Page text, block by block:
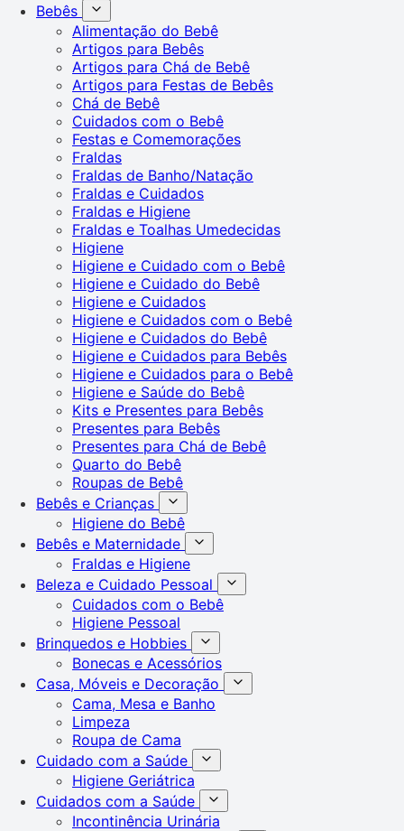
Bebês
Alimentação do Bebê
Artigos para Bebês
Artigos para Chá de Bebê
Artigos para Festas de Bebês
Chá de Bebê
Cuidados com o Bebê
Festas e Comemorações
Fraldas
Fraldas de Banho/Natação
Fraldas e Cuidados
Fraldas e Higiene
Fraldas e Toalhas Umedecidas
Higiene
Higiene e Cuidado com o Bebê
Higiene e Cuidado do Bebê
Higiene e Cuidados
Higiene e Cuidados com o Bebê
Higiene e Cuidados do Bebê
Higiene e Cuidados para Bebês
Higiene e Cuidados para o Bebê
Higiene e Saúde do Bebê
Kits e Presentes para Bebês
Presentes para Bebês
Presentes para Chá de Bebê
Quarto do Bebê
Roupas de Bebê
Bebês e Crianças
Higiene do Bebê
Bebês e Maternidade
Fraldas e Higiene
Beleza e Cuidado Pessoal
Cuidados com o Bebê
Higiene Pessoal
Brinquedos e Hobbies
Bonecas e Acessórios
Casa, Móveis e Decoração
Cama, Mesa e Banho
Limpeza
Roupa de Cama
Cuidado com a Saúde
Higiene Geriátrica
Cuidados com a Saúde
Incontinência Urinária